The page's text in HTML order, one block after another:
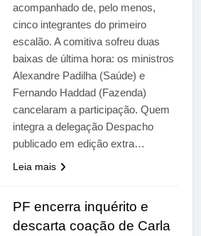
acompanhado de, pelo menos,
cinco integrantes do primeiro
escalão. A comitiva sofreu duas
baixas de última hora: os ministros
Alexandre Padilha (Saúde) e
Fernando Haddad (Fazenda)
cancelaram a participação. Quem
integra a delegação Despacho
publicado em edição extra…
Leia mais
PF encerra inquérito e
descarta coação de Carla